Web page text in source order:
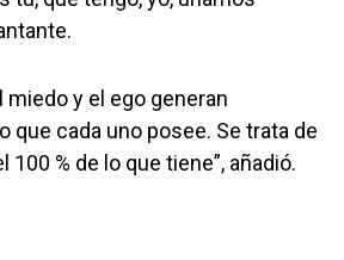
miedo y el ego generan
que cada uno posee. Se trata de
100 % de lo que tiene”, añadió.